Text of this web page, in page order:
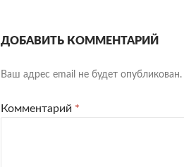
ДОБАВИТЬ КОММЕНТАРИЙ
Ваш адрес email не будет опубликован.
Комментарий *